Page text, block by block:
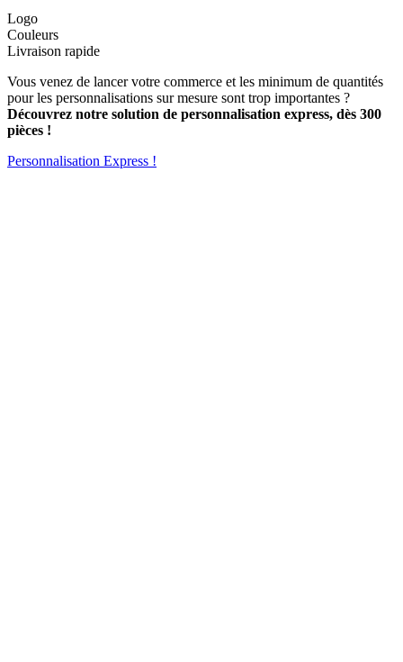
Logo
Couleurs
Livraison rapide
Vous venez de lancer votre commerce et les minimum de quantités
pour les personnalisations sur mesure sont trop importantes ?
Découvrez notre solution de personnalisation express, dès 300
pièces !
Personnalisation Express !